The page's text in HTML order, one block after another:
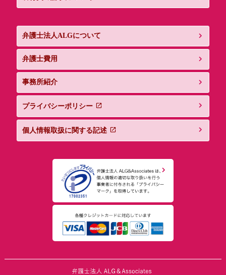
弁護士法人ALGについて
弁護士費用
事務所紹介
プライバシーポリシー
個人情報取扱に関する記述